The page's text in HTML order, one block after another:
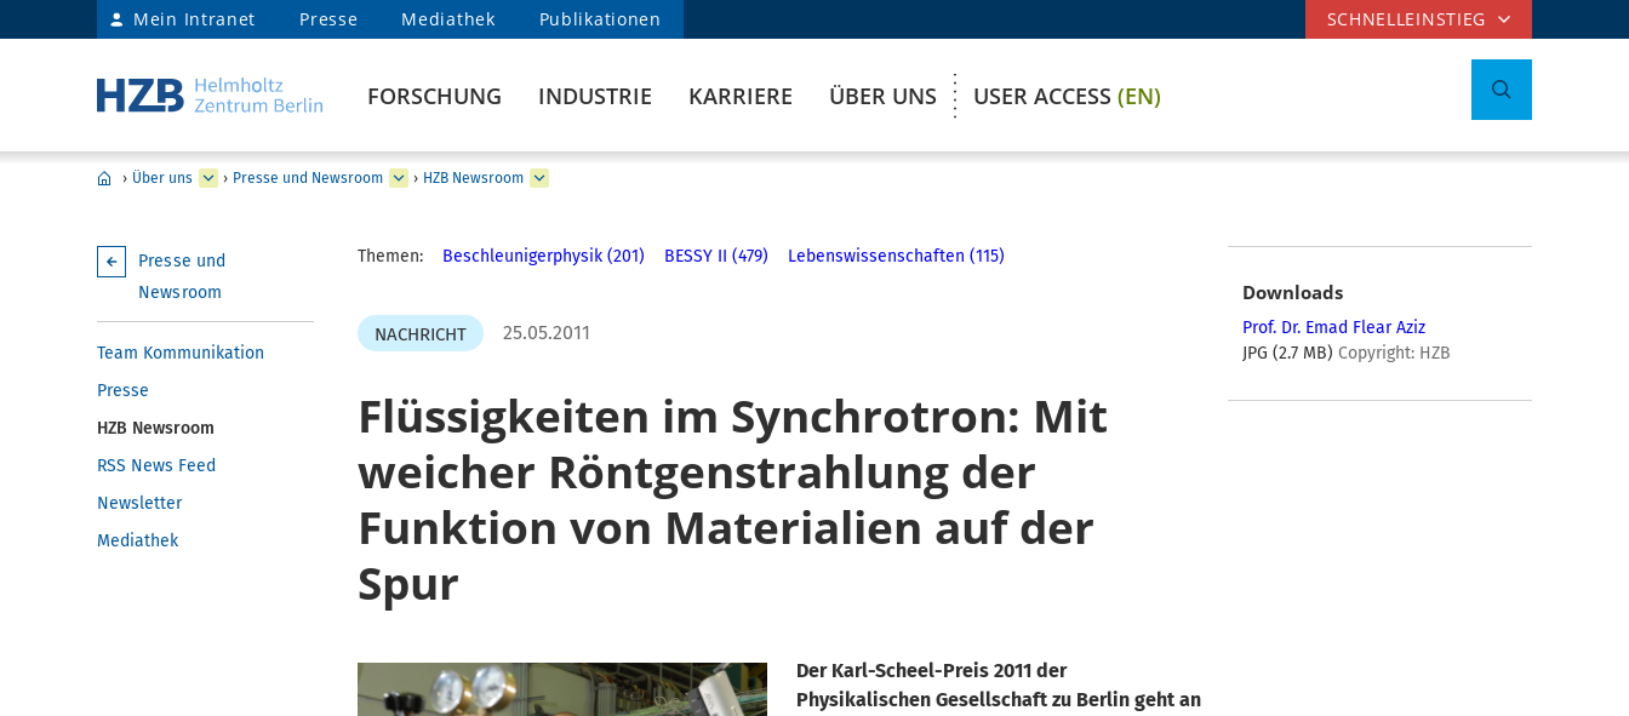
Mein Intranet Presse Mediathek Publikationen SCHNELLEINSTIEG
FORSCHUNG INDUSTRIE KARRIERE ÜBER UNS USER ACCESS (EN)
› Über uns › Presse und Newsroom › HZB Newsroom
Presse und
Newsroom
Team Kommunikation
Presse
HZB Newsroom
RSS News Feed
Newsletter
Mediathek
Themen: Beschleunigerphysik (201) BESSY II (479) Lebenswissenschaften (115)
NACHRICHT 25.05.2011
Flüssigkeiten im Synchrotron: Mit
weicher Röntgenstrahlung der
Funktion von Materialien auf der
Spur
Der Karl-Scheel-Preis 2011 der
Physikalischen Gesellschaft zu Berlin geht an
Downloads
Prof. Dr. Emad Flear Aziz
JPG (2.7 MB) Copyright: HZB